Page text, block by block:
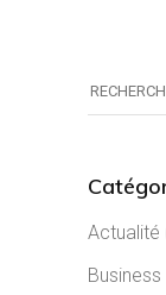
for:
Actualité
Business